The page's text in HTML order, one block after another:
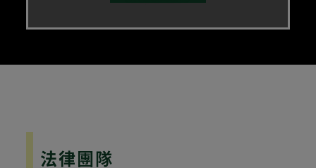
法律團隊